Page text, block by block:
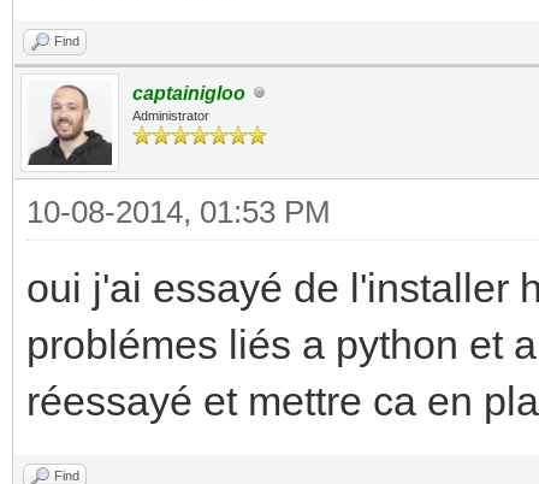
Find
captainigloo
Administrator
10-08-2014, 01:53 PM
oui j'ai essayé de l'installer
problémes liés a python et
réessayé et mettre ca en
Find